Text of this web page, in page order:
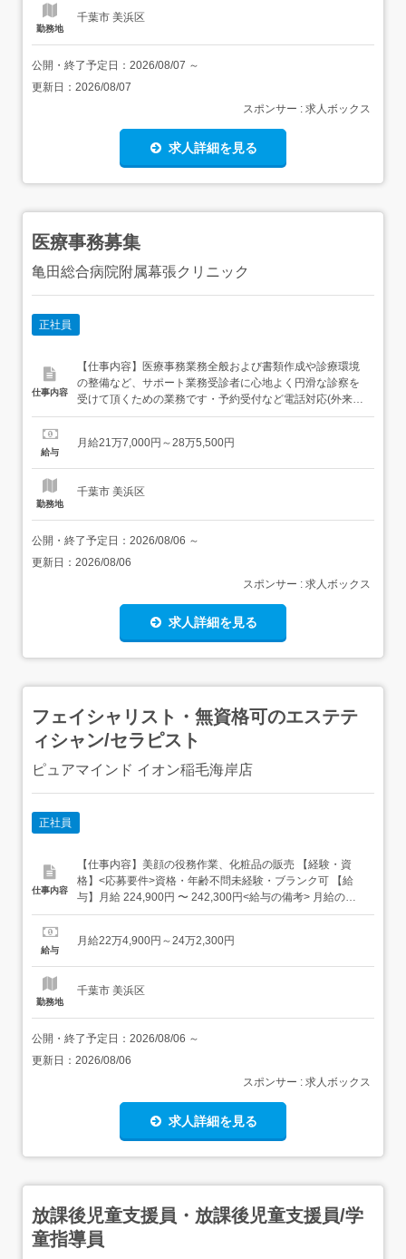
勤務地
千葉市 美浜区
公開・終了予定日： 2026/08/07 ～
更新日： 2026/08/07
スポンサー : 求人ボックス
求人詳細を見る
医療事務募集
亀田総合病院附属幕張クリニック
正社員
仕事内容
【仕事内容】医療事務業務全般および書類作成や診療環境
の整備など、サポート業務受診者に心地よく円滑な診察を
受けて頂くための業務です・予約受付など電話対応(外来予
約、検査予約)・窓口受付、案内誘導(検査)・会計、医療費
成、スキャナー処理などの庶務)業務の変更なし転勤の可能
給与
月給21万7,000円～28万5,500円
勤務地
千葉市 美浜区
公開・終了予定日： 2026/08/06 ～
更新日： 2026/08/06
スポンサー : 求人ボックス
求人詳細を見る
フェイシャリスト・無資格可のエステテ
ィシャン/セラピスト
ピュアマインド イオン稲毛海岸店
正社員
仕事内容
【仕事内容】美顔の役務作業、化粧品の販売 【経験・資
格】<応募要件>資格・年齢不問未経験・ブランク可 【給
与】月給 224,900円 〜 242,300円<給与の備考> 月給の最
低額は18歳だった場合、 22歳以上は241,200円～(経験に
の条件変更なし) 給与は地域・経験により異なります歩合
給与
月給22万4,900円～24万2,300円
勤務地
千葉市 美浜区
公開・終了予定日： 2026/08/06 ～
更新日： 2026/08/06
スポンサー : 求人ボックス
求人詳細を見る
放課後児童支援員・放課後児童支援員/学
童指導員